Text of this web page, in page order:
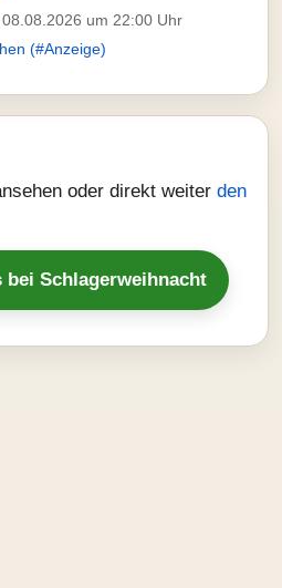
um 22:00 Uhr
(#Anzeige)
oder direkt weiter den
bei Schlagerweihnacht